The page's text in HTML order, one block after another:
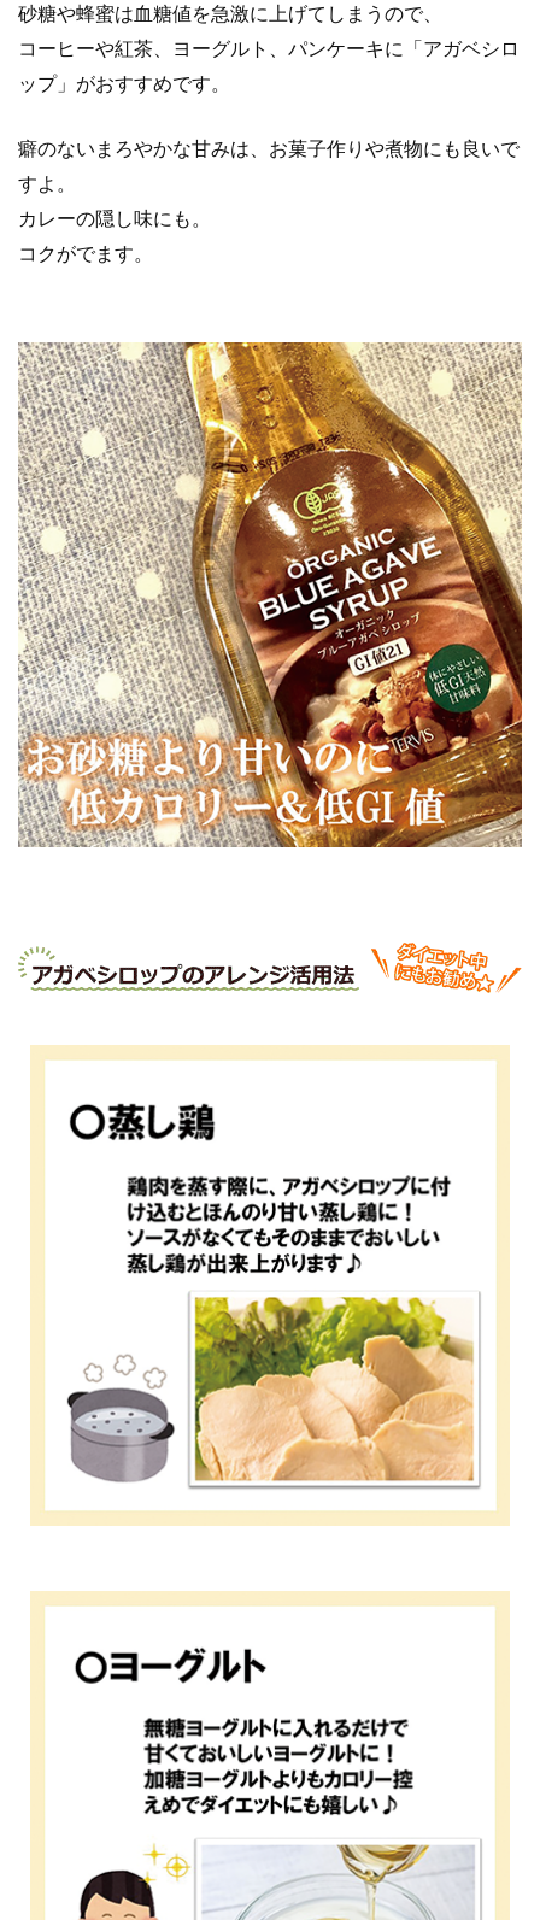
砂糖や蜂蜜は血糖値を急激に上げてしまうので、
コーヒーや紅茶、ヨーグルト、パンケーキに「アガベシロ
ップ」がおすすめです。
癖のないまろやかな甘みは、お菓子作りや煮物にも良いで
すよ。
カレーの隠し味にも。
コクがでます。